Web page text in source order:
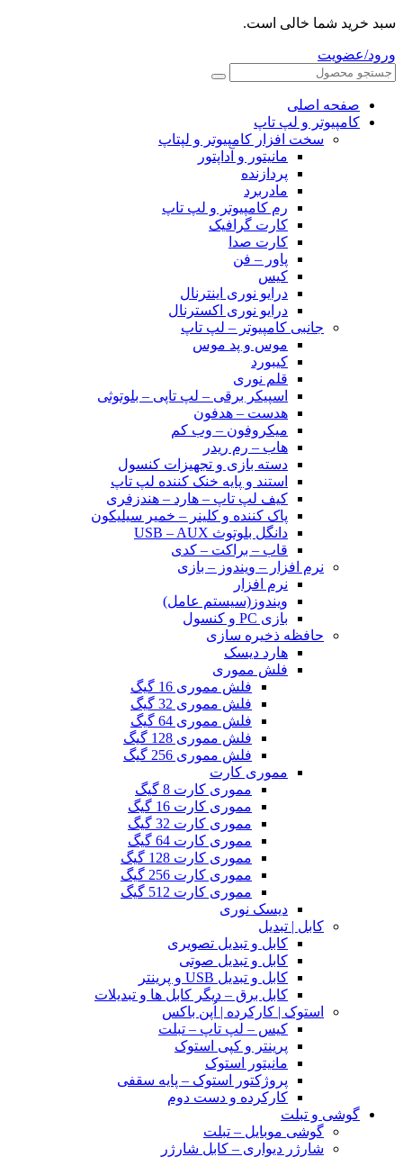
سبد خرید شما خالی است.
ورود/عضویت
صفحه اصلی
کامپیوتر و‌‌‌‌‌ لپ تاپ
سخت افزار کامپیوتر و لپتاپ
مانیتور و آداپتور
پردازنده
مادربرد
رم کامپیوتر و لپ تاپ
کارت گرافیک
کارت صدا
پاور – فن
کیس
درایو نوری اینترنال
درایو نوری اکسترنال
جانبی کامپیوتر – لپ تاپ
موس و پد موس
کیبورد
قلم نوری
اسپیکر برقی – لپ تاپی – بلوتوثی
هدست – هدفون
میکروفون – وب کم
هاب – رم ریدر
دسته بازی و تجهیزات کنسول
استند و پایه خنک کننده لپ تاپ
کیف لپ تاپ – هارد – هندزفری
پاک کننده و کلینر – خمیر سیلیکون
دانگل بلوتوث USB – AUX
قاب – براکت – کدی
نرم افزار – ویندوز – بازی
نرم افزار
ویندوز(سیستم عامل)
بازی PC و کنسول
حافظه ذخیره سازی
هارد دیسک
فلش مموری
فلش مموری 16 گیگ
فلش مموری 32 گیگ
فلش مموری 64 گیگ
فلش مموری 128 گیگ
فلش مموری 256 گیگ
مموری کارت
مموری کارت 8 گیگ
مموری کارت 16 گیگ
مموری کارت 32 گیگ
مموری کارت 64 گیگ
مموری کارت 128 گیگ
مموری کارت 256 گیگ
مموری کارت 512 گیگ
دیسک نوری
کابل | تبدیل
کابل و تبدیل تصویری
کابل و تبدیل صوتی
کابل و تبدیل USB و پرینتر
کابل برق – دیگر کابل ها و تبدیلات
استوک | کارکرده | اُپن باکس
کیس – لپ تاپ – تبلت
پرینتر و کپی استوک
مانیتور استوک
پروژکتور استوک – پایه سقفی
کارکرده و دست دوم
گوشی و تبلت
گوشی موبایل – تبلت
شارژر دیواری – کابل شارژر